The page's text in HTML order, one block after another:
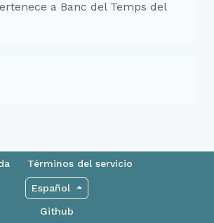
a Banc del Temps del
Términos del servicio
Español
Github